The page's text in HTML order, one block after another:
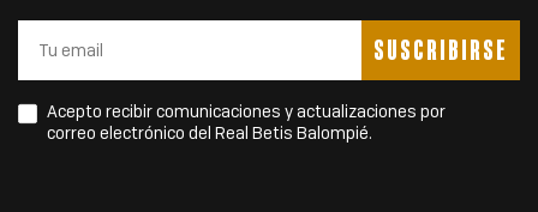
SUSCRIBIRSE
Acepto recibir comunicaciones y actualizaciones por
correo electrónico del Real Betis Balompié.